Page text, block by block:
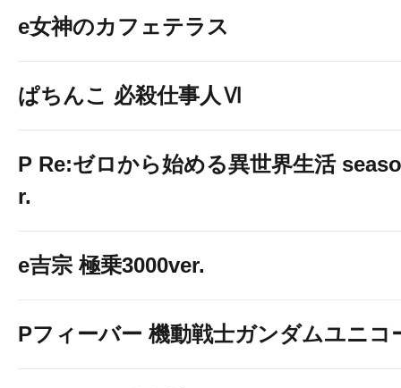
e女神のカフェテラス
ぱちんこ 必殺仕事人Ⅵ
P Re:ゼロから始める異世界生活
r.
e吉宗 極乗3000ver.
Pフィーバー 機動戦士ガンダムユニコ